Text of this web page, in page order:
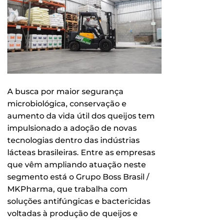
A busca por maior segurança
microbiológica, conservação e
aumento da vida útil dos queijos tem
impulsionado a adoção de novas
tecnologias dentro das indústrias
lácteas brasileiras. Entre as empresas
que vêm ampliando atuação neste
segmento está o Grupo Boss Brasil /
MKPharma, que trabalha com
soluções antifúngicas e bactericidas
voltadas à produção de queijos e